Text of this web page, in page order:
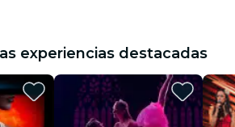
experiencias destacadas